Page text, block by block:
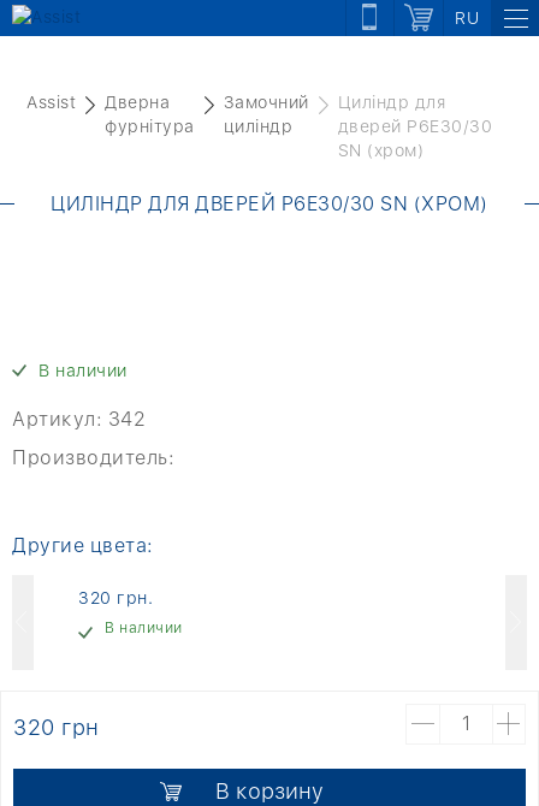
RU
Assist
Дверна
фурнітура
Замочний
циліндр
Циліндр для
дверей P6E30/30
SN (хром)
ЦИЛІНДР ДЛЯ ДВЕРЕЙ P6E30/30 SN (ХРОМ)
В наличии
Артикул: 342
Производитель:
Другие цвета:
320 грн.
В наличии
320 грн
В корзину